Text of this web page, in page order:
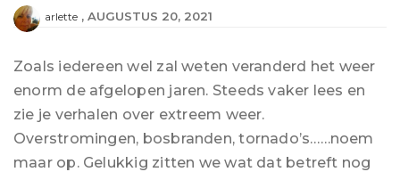
arlette AUGUSTUS 20, 2021
Zoals iedereen wel zal weten veranderd het weer
enorm de afgelopen jaren. Steeds vaker lees en
zie je verhalen over extreem weer.
Overstromingen, bosbranden, tornado’s……noem
maar op. Gelukkig zitten we wat dat betreft nog